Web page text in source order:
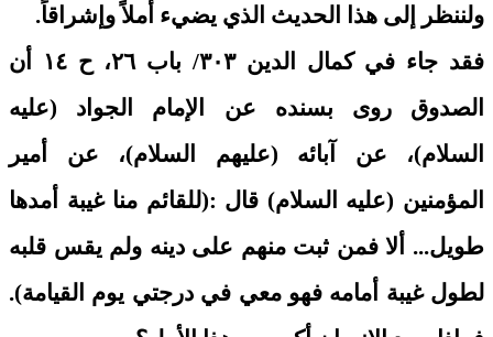
ولننظر إلى هذا الحديث الذي يضيء أملاً وإشراقاً.
فقد جاء في كمال الدين ٣٠٣/ باب ٢٦، ح ١٤ أن
الصدوق روى بسنده عن الإمام الجواد (عليه
السلام)، عن آبائه (عليهم السلام)، عن أمير
المؤمنين (عليه السلام) قال :(للقائم منا غيبة أمدها
طويل... ألا فمن ثبت منهم على دينه ولم يقس قلبه
لطول غيبة أمامه فهو معي في درجتي يوم القيامة).